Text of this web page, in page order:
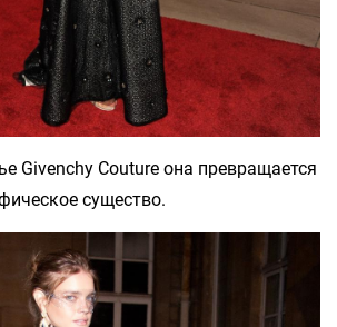
Givenchy Couture она превращается
существо.